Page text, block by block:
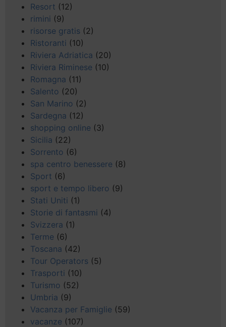
Resort (12)
rimini (9)
risorse gratis (2)
Ristoranti (10)
Riviera Adriatica (20)
Riviera Riminese (10)
Romagna (11)
Salento (20)
San Marino (2)
Sardegna (12)
shopping online (3)
Sicilia (22)
Sorrento (6)
spa centro benessere (8)
Sport (6)
sport e tempo libero (9)
Stati Uniti (1)
Storie di fantasmi (4)
Svizzera (1)
Terme (6)
Toscana (42)
Tour Operators (5)
Trasporti (10)
Turismo (52)
Umbria (9)
Vacanza per Famiglie (59)
vacanze (107)